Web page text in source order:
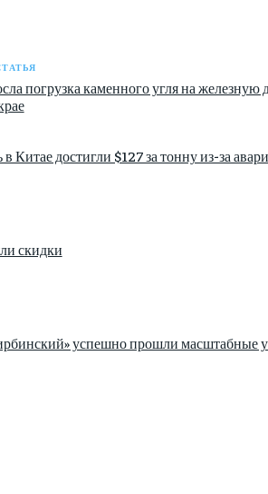
погрузка каменного угля на железную
Китае достигли $127 за тонну из-за
скидки
успешно прошли масштабные